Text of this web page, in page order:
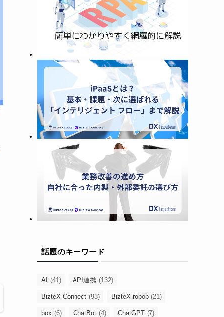
話題のキーワード
AI (41) API連携 (132)
BizteX Connect (93) BizteX robop (21)
box (6) ChatBot (4) ChatGPT (7)